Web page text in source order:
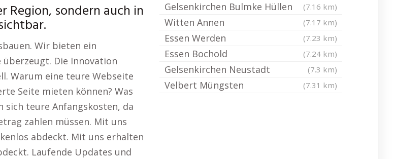
Region, sondern auch in
Wir bieten ein
Die Innovation
Warum eine teure Webseite
Seite mieten können? Was
teure Anfangskosten, da
zahlen müssen. Mit uns
abdeckt. Mit uns erhalten
Laufende Updates und
Gelsenkirchen Bulmke Hüllen (7.16 km)
Witten Annen (7.17 km)
Essen Werden (7.23 km)
Essen Bochold (7.24 km)
Gelsenkirchen Neustadt (7.3 km)
Velbert Müngsten (7.31 km)